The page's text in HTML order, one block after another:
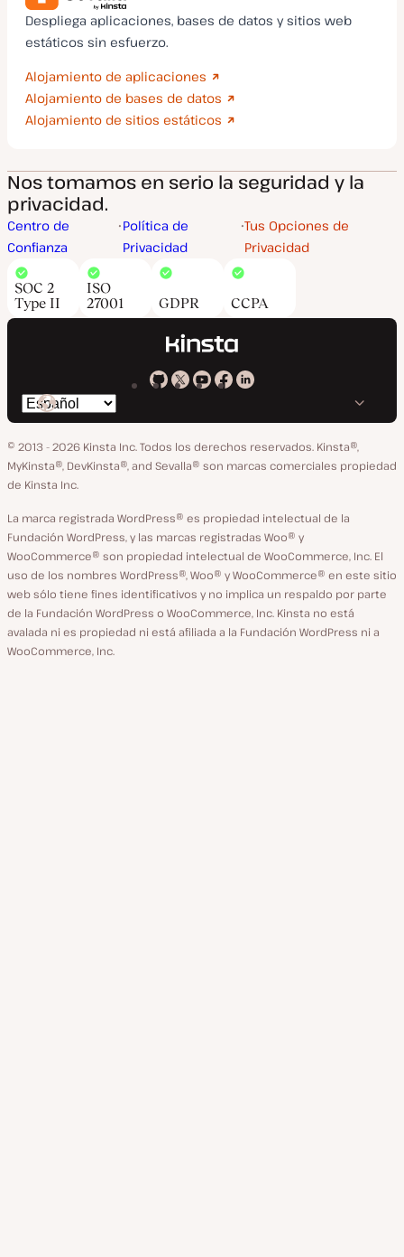
Despliega aplicaciones, bases de datos y sitios web
estáticos sin esfuerzo.
Alojamiento de aplicaciones
Alojamiento de bases de datos
Alojamiento de sitios estáticos
Nos tomamos en serio la seguridad y la
privacidad.
Centro de
Confianza
Política de
Privacidad
Tus Opciones de
Privacidad
SOC 2
Type II
ISO
27001
GDPR CCPA
Kinsta
GitHub
Kinsta
X
Kinsta
YouTube
Kinsta
Facebook
Kinsta
LinkedIn
Cambiar
idioma
© 2013 - 2026 Kinsta Inc. Todos los derechos reservados. Kinsta®,
MyKinsta®, DevKinsta®, and Sevalla® son marcas comerciales propiedad
de Kinsta Inc.
La marca registrada WordPress® es propiedad intelectual de la
Fundación WordPress, y las marcas registradas Woo® y
WooCommerce® son propiedad intelectual de WooCommerce, Inc. El
uso de los nombres WordPress®, Woo® y WooCommerce® en este sitio
web sólo tiene fines identificativos y no implica un respaldo por parte
de la Fundación WordPress o WooCommerce, Inc. Kinsta no está
avalada ni es propiedad ni está afiliada a la Fundación WordPress ni a
WooCommerce, Inc.